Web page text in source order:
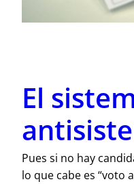
El
Pues si no hay
lo que cabe es “voto